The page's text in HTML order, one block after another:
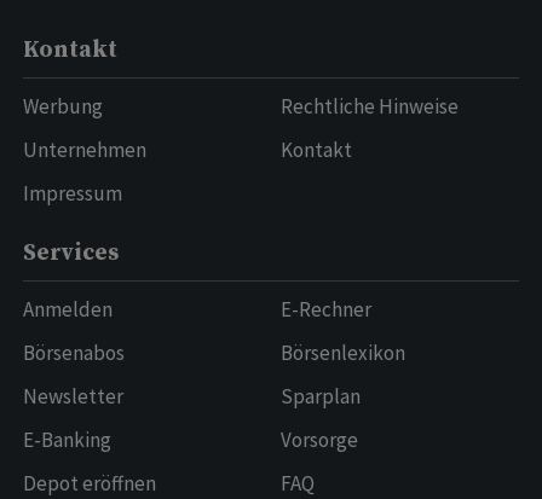
Kontakt
Werbung
Unternehmen
Impressum
Rechtliche Hinweise
Kontakt
Services
Anmelden
Börsenabos
Newsletter
E-Banking
Depot eröffnen
E-Rechner
Börsenlexikon
Sparplan
Vorsorge
FAQ